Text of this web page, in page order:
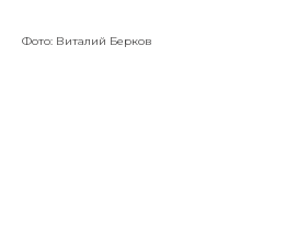
Фото: Виталий Берков